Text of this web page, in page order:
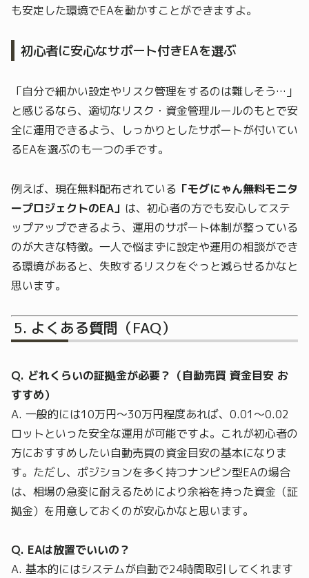
も安定した環境でEAを動かすことができますよ。
初心者に安心なサポート付きEAを選ぶ
「自分で細かい設定やリスク管理をするのは難しそう…」
と感じるなら、適切なリスク・資金管理ルールのもとで安
全に運用できるよう、しっかりとしたサポートが付いてい
るEAを選ぶのも一つの手です。
例えば、現在無料配布されている 「モグにゃん無料モニタ
ープロジェクトのEA」 は、初心者の方でも安心してステ
ップアップできるよう、運用のサポート体制が整っている
のが大きな特徴。一人で悩まずに設定や運用の相談ができ
る環境があると、失敗するリスクをぐっと減らせるかなと
思います。
よくある質問（FAQ）
Q. どれくらいの証拠金が必要？（自動売買 資金目安 お
すすめ）
A. 一般的には10万円〜30万円程度あれば、0.01〜0.02
ロットといった安全な運用が可能ですよ。これが初心者の
方におすすめしたい自動売買の資金目安の基本になりま
す。ただし、ポジションを多く持つナンピン型EAの場合
は、相場の急変に耐えるためにより余裕を持った資金（証
拠金）を用意しておくのが安心かなと思います。
Q. EAは放置でいいの？
A. 基本的にはシステムが自動で24時間取引してくれます